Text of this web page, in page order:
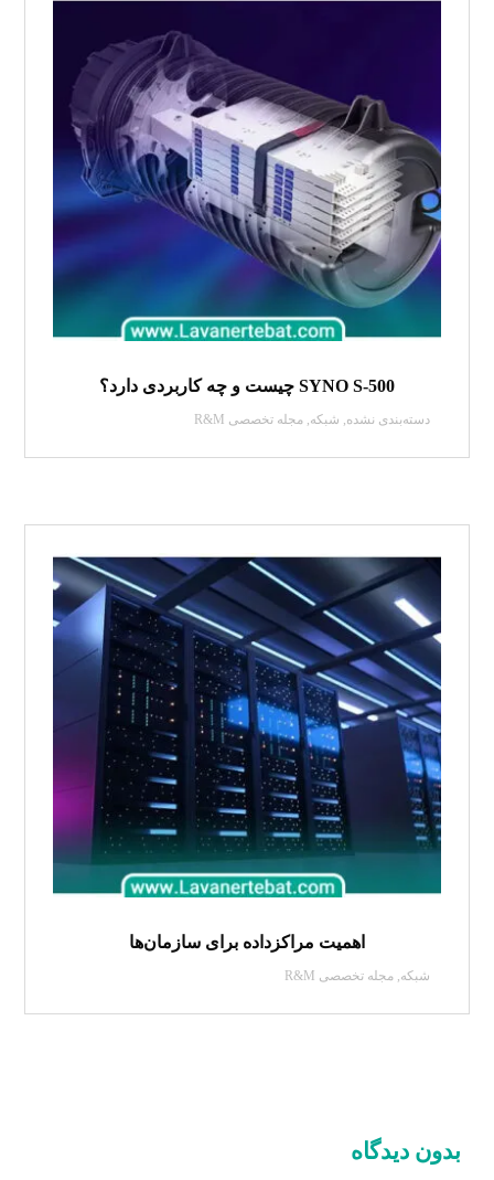
SYNO S-500 چیست و چه کاربردی دارد؟
دسته‌بندی نشده, شبکه,مجله تخصصی R&M
اهمیت مراکزداده برای سازمان‌ها
شبکه,مجله تخصصی R&M
بدون دیدگاه